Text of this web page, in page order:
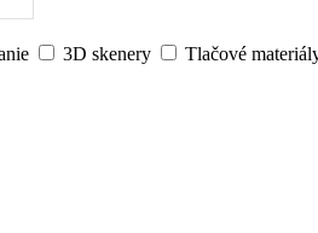
3D skenery Tlačové